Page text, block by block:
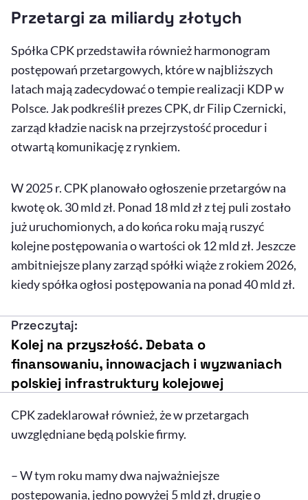
Przetargi za miliardy złotych
Spółka CPK przedstawiła również harmonogram
postępowań przetargowych, które w najbliższych
latach mają zadecydować o tempie realizacji KDP w
Polsce. Jak podkreślił prezes CPK, dr Filip Czernicki,
zarząd kładzie nacisk na przejrzystość procedur i
otwartą komunikację z rynkiem.
W 2025 r. CPK planowało ogłoszenie przetargów na
kwotę ok. 30 mld zł. Ponad 18 mld zł z tej puli zostało
już uruchomionych, a do końca roku mają ruszyć
kolejne postępowania o wartości ok 12 mld zł. Jeszcze
ambitniejsze plany zarząd spółki wiąże z rokiem 2026,
kiedy spółka ogłosi postępowania na ponad 40 mld zł.
Przeczytaj:
Kolej na przyszłość. Debata o
finansowaniu, innowacjach i wyzwaniach
polskiej infrastruktury kolejowej
CPK zadeklarował również, że w przetargach
uwzględniane będą polskie firmy.
– W tym roku mamy dwa najważniejsze
postępowania, jedno powyżej 5 mld zł, drugie o